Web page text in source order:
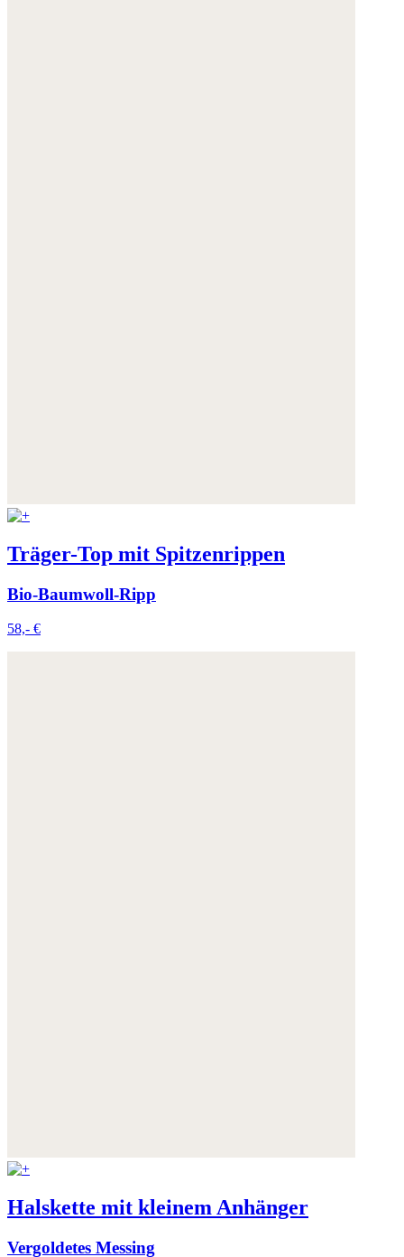
Träger-Top mit Spitzenrippen
Bio-Baumwoll-Ripp
58,- €
Halskette mit kleinem Anhänger
Vergoldetes Messing